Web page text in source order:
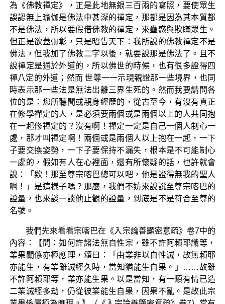
為《佛教禪定》，正是此地無銀三百兩的寫照，要使眾生
誤認無上瑜伽是佛法中甚深的禪定，那都是因為其本質都
不是佛法，所以要假借佛教的禪定，來蠱惑與欺瞞眾生。
但正是欲蓋彌彰，只是昭告天下：我所說的佛教禪定不是
佛法，但我加了佛教二字以後，就要說那是佛法了。且不
說禪定是通於外道的，所以佛世的時候，也有很多證得四
禪八定的外道；然而 世尊一一示現親證那一些境界，也同
時表示那一些法是無法出離三界生死的。然而我要請問各
位的是：您所聽聞或親身經歷的，從古至今，有沒有真正
在修學禪定的人，是必須要兩個或是兩個以上的人共同抱
在一起修禪定的？沒有啊！禪定一定是自己一個人制心一
處，那才叫禪定啊！兩個或是兩個人以上抱在一起，一下
子要交換姿勢，一下子要保持不漏失，根本是不可能制心
一處的，假如有人在心裡面，還有所懷疑的話，也許就會
說：「欸！那至尊宗喀巴總可以吧，他是證得無我的聖人
啊！」是這樣子嗎？那麼，我們不妨來說說至尊宗喀巴的
證量，也來談一談他止觀的證量，到底是不是符合至尊的
名號。
我們先來看看宗喀巴在《入宗論善顯密意疏》卷7中的
內容：【問：如何許諸法無自性宗，雖不許阿賴耶識等，
業果關係亦極應理，頌曰：「由業非以自性滅，故無賴耶
亦能生，有業雖滅經久時，當知猶能生自果。」……故雖
不許阿賴耶等，業亦能生果。以是當知，有一類有情已造
二業滅經多劫，仍從彼業能生自果，因果不亂。是故此宗